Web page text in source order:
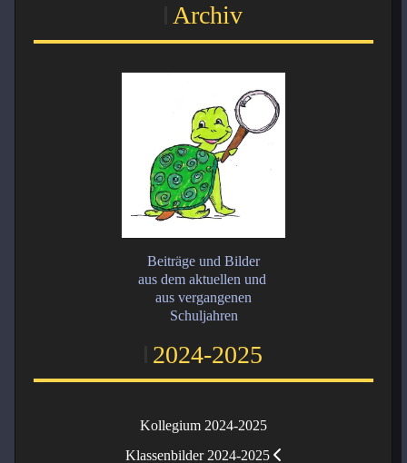
Archiv
Beiträge und Bilder
aus dem aktuellen und
aus vergangenen
Schuljahren
2024-2025
Kollegium 2024-2025
Klassenbilder 2024-2025